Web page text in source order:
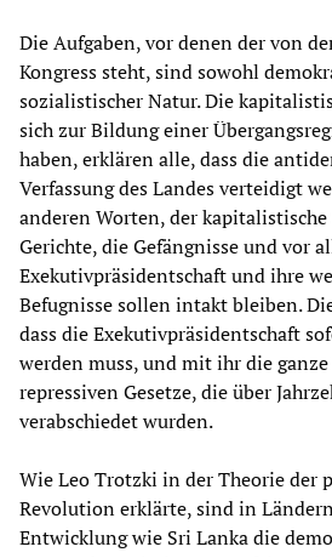
Die Aufgaben, vor denen der von
Kongress steht, sind sowohl
sozialistischer Natur. Die
sich zur Bildung einer
haben, erklären alle, dass die
Verfassung des Landes verteidigt
anderen Worten, der
Gerichte, die Gefängnisse und vor
Exekutivpräsidentschaft und ihre
Befugnisse sollen intakt bleiben.
dass die Exekutivpräsidentschaft
werden muss, und mit ihr die
repressiven Gesetze, die über
verabschiedet wurden.
Wie Leo Trotzki in der Theorie der
Revolution erklärte, sind in
Entwicklung wie Sri Lanka die